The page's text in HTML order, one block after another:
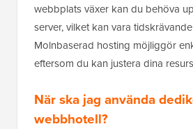
webbplats växer kan du behöva
server, vilket kan vara
Molnbaserad hosting möjliggör
eftersom du kan justera dina
När ska jag använda
webbhotell?